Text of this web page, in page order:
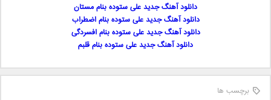
دانلود آهنگ جدید علی ستوده بنام مستان
دانلود آهنگ جدید علی ستوده بنام اضطراب
دانلود آهنگ جدید علی ستوده بنام افسردگی
دانلود آهنگ جدید علی ستوده بنام قلبم
برچسب ها